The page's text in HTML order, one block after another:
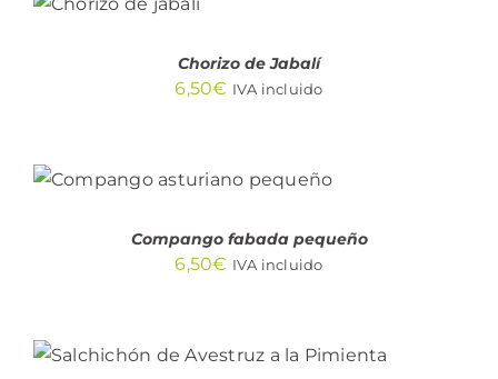
CARRITO
Chorizo de Jabalí
6,50€ IVA incluido
AÑADIR AL CARRITO
/
DETALLES
Compango fabada pequeño
6,50€ IVA incluido
AÑADIR AL CARRITO
/